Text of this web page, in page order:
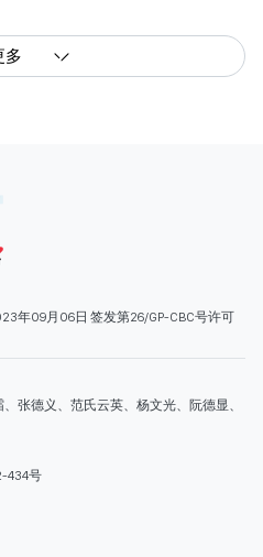
多
年09月06日 签发第26/GP-CBC号许可
张德义、范氏云英、杨文光、阮德显、
434号